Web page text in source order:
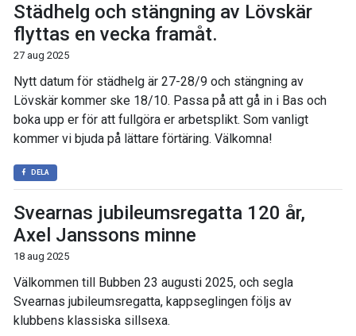
Städhelg och stängning av Lövskär
flyttas en vecka framåt.
27 aug 2025
Nytt datum för städhelg är 27-28/9 och stängning av
Lövskär kommer ske 18/10. Passa på att gå in i Bas och
boka upp er för att fullgöra er arbetsplikt. Som vanligt
kommer vi bjuda på lättare förtäring. Välkomna!
DELA
Svearnas jubileumsregatta 120 år,
Axel Janssons minne
18 aug 2025
Välkommen till Bubben 23 augusti 2025, och segla
Svearnas jubileumsregatta, kappseglingen följs av
klubbens klassiska sillsexa.